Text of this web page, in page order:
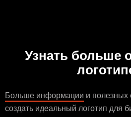
Узнать больше
Больше информации и полезных
создать идеальный логотип для